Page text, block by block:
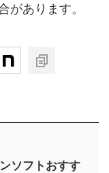
があります。
ソフトおすす